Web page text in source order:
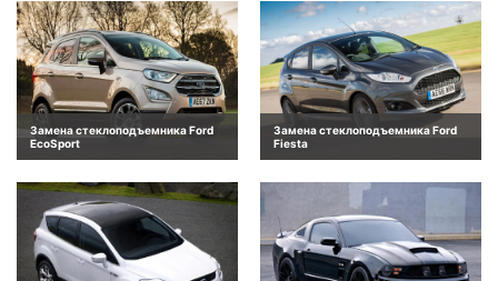
Замена стеклоподъемника Ford
EcoSport
Замена стеклоподъемника Ford
Fiesta